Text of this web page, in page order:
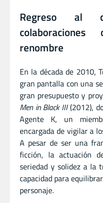
Regreso al
renombre
En la década de 2010,
gran pantalla con una
gran presupuesto y
Men in Black III(2012),
Agente K, un
encargada de vigilar a
A pesar de ser una
ficción, la actuación
seriedad y solidez a la
capacidad para
personaje.